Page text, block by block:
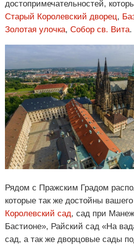
достопримечательностей,
Старый Королевский дворец,
Золотая улочка, Собор св. Вита.
Рядом с Пражским Градом
которые так же достойны
Королевский сад, сад при
Бастионе», Райский сад «На
сад, а так же дворцовые сады